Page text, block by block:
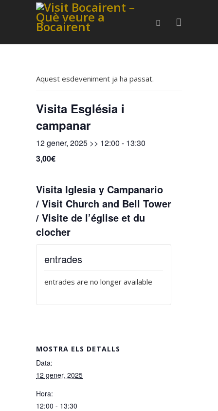
Aquest esdeveniment ja ha passat.
Visita Església i
campanar
12 gener, 2025 >> 12:00 - 13:30
3,00€
Visita Iglesia y Campanario
/ Visit Church and Bell Tower
/ Visite de l’église et du
clocher
MOSTRA ELS DETALLS
Data:
12 gener, 2025
Hora:
12:00 - 13:30
entrades
entrades are no longer available